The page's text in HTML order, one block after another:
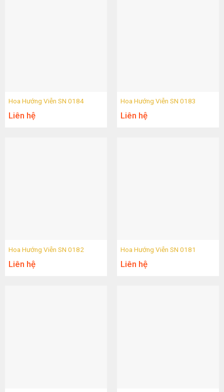
Hoa Hướng Viễn SN 0184
Liên hệ
Hoa Hướng Viễn SN 0183
Liên hệ
Hoa Hướng Viễn SN 0182
Liên hệ
Hoa Hướng Viễn SN 0181
Liên hệ